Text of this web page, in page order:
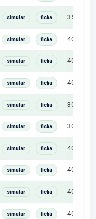
simular ficha 35h
simular ficha 40h
simular ficha 40h
simular ficha 40h
simular ficha 30h
simular ficha 30h
simular ficha 40h
simular ficha 40h
simular ficha 40h
simular ficha 40h